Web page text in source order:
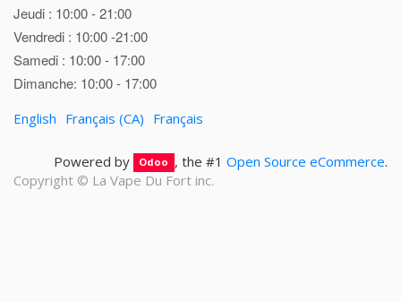
Jeudi : 10:00 - 21:00
Vendredi : 10:00 -21:00
Samedi : 10:00 - 17:00
Dimanche: 10:00 - 17:00
English Français (CA) Français
Powered by Odoo , the #1 Open Source eCommerce.
Copyright © La Vape Du Fort inc.